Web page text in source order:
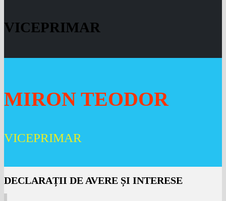
VICEPRIMAR
MIRON TEODOR
VICEPRIMAR
DECLARAȚII DE AVERE ȘI INTERESE